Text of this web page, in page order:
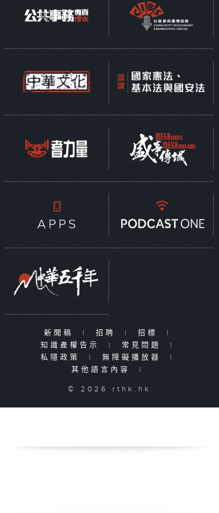
新聞稿 | 招聘 | 招標
|
知識產權告示
| 常見問題
|
私隱政策
| 無障礙播放器
|
其他語言內容
|
© 2026 rthk.hk